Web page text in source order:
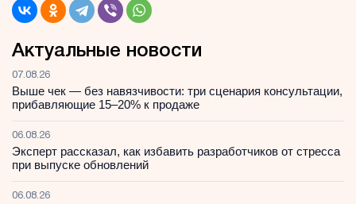
Актуальные новости
07.08.26
Выше чек — без навязчивости: три сценария консультации,
прибавляющие 15–20% к продаже
06.08.26
Эксперт рассказал, как избавить разработчиков от стресса
при выпуске обновлений
06.08.26